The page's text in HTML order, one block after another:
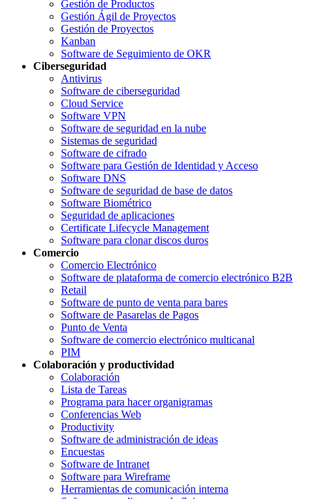
Gestión de Productos
Gestión Ágil de Proyectos
Gestión de Proyectos
Kanban
Software de Seguimiento de OKR
Ciberseguridad
Antivirus
Software de ciberseguridad
Cloud Service
Software VPN
Software de seguridad en la nube
Sistemas de seguridad
Software de cifrado
Software para Gestión de Identidad y Acceso
Software DNS
Software de seguridad de base de datos
Software Biométrico
Seguridad de aplicaciones
Certificate Lifecycle Management
Software para clonar discos duros
Comercio
Comercio Electrónico
Software de plataforma de comercio electrónico B2B
Retail
Software de punto de venta para bares
Software de Pasarelas de Pagos
Punto de Venta
Software de comercio electrónico multicanal
PIM
Colaboración y productividad
Colaboración
Lista de Tareas
Programa para hacer organigramas
Conferencias Web
Productivity
Software de administración de ideas
Encuestas
Software de Intranet
Software para Wireframe
Herramientas de comunicación interna